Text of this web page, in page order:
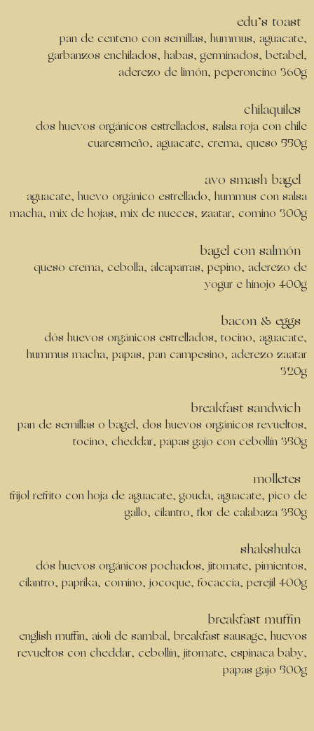
edu’s toast
pan de centeno con semillas, hummus, aguacate,
garbanzos enchilados, habas, germinados, betabel,
aderezo de limón, peperoncino 360g
chilaquiles
dos huevos orgánicos estrellados, salsa roja con chile
cuaresmeño, aguacate, crema, queso 550g
avo smash bagel
aguacate, huevo orgánico estrellado, hummus con salsa
macha, mix de hojas, mix de nueces, zaatar, comino 300g
bagel con salmón
queso crema, cebolla, alcaparras, pepino, aderezo de
yogur e hinojo 400g
bacon & eggs
dós huevos orgánicos estrellados, tocino, aguacate,
hummus macha, papas, pan campesino, aderezo zaatar
320g
breakfast sandwich
pan de semillas o bagel, dos huevos orgánicos revueltos,
tocino, cheddar, papas gajo con cebollín 350g
molletes
frijol refrito con hoja de aguacate, gouda, aguacate, pico de
gallo, cilantro, flor de calabaza 350g
shakshuka
dós huevos orgánicos pochados, jitomate, pimientos,
cilantro, paprika, comino, jocoque, focaccia, perejil 400g
breakfast muffin
english muffin, aioli de sambal, breakfast sausage, huevos
revueltos con cheddar, cebollín, jitomate, espinaca baby,
papas gajo 500g